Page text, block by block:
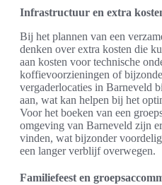
Infrastructuur en extra
Bij het plannen van een
denken over extra kosten die
aan kosten voor technische
koffievoorzieningen of
vergaderlocaties in Barneveld
aan, wat kan helpen bij het
Voor het boeken van een
omgeving van Barneveld zijn
vinden, wat bijzonder
een langer verblijf overwegen.
Familiefeest en